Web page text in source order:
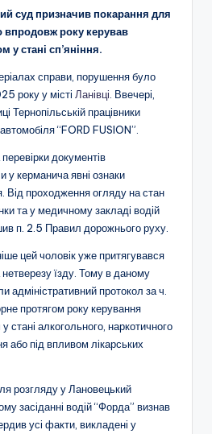
суд призначив покарання для
впродовж року керував
у стані сп’яніння.
справи, порушення було
року у місті Ланівці . Ввечері,
Тернопільській працівники
“FORD FUSION”.
документів
у керманича явні ознаки
Від проходження огляду на стан
та у медичному закладі водій
п. 2.5 Правил дорожнього руху.
цей чоловік уже притягувався
нетверезу їзду. Тому в даному
адміністративний протокол за ч.
протягом року керування
стані алкогольного, наркотичного
або під впливом лікарських
розгляду у Лановецький
засіданні водій “Форда” визнав
усі факти, викладені у